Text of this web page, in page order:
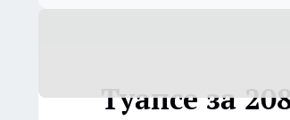
Туапсе за